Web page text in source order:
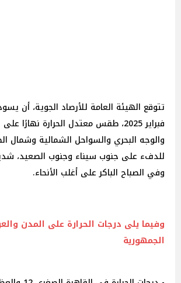
فبراير 2025، طقس معتدل الحرارة نهارًا
والوجه البحري والسواحل الشمالية وشمال
للدفء على جنوب سيناء وجنوب الصعيد،
وفي الصباح الباكر على أغلب الأنحاء.
وفيما يلى درجات الحرارة على المدن
الجمهورية